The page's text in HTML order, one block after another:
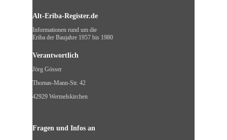
Alt-Eriba-Register.de
Informationen rund um die
Eriba der Baujahre 1957 bis 1980
Verantwortlich
Jörg Gösser
Thomas-Mann-Str. 42
42929 Wermelskirchen
Fragen und Infos an